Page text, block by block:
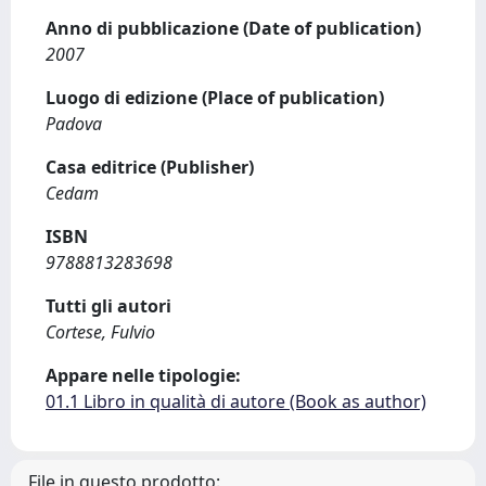
Anno di pubblicazione (Date of publication)
2007
Luogo di edizione (Place of publication)
Padova
Casa editrice (Publisher)
Cedam
ISBN
9788813283698
Tutti gli autori
Cortese, Fulvio
Appare nelle tipologie:
01.1 Libro in qualità di autore (Book as author)